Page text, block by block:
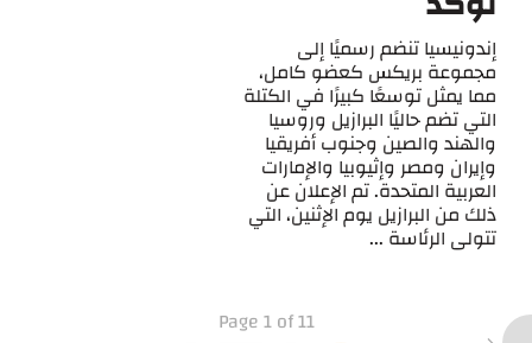
إندونيسيا تنضم رسميًا إلى
مجموعة بريكس كعضو كامل،
مما يمثل توسعًا كبيرًا في الكتلة
التي تضم حاليًا البرازيل وروسيا
والهند والصين وجنوب أفريقيا
وإيران ومصر وإثيوبيا والإمارات
العربية المتحدة. تم الإعلان عن
ذلك من البرازيل يوم الإثنين، التي
تتولى الرئاسة ...
Page 1 of 11